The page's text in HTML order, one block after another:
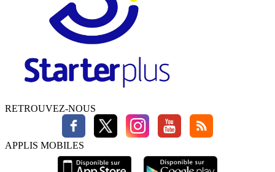
RETROUVEZ-NOUS
APPLIS MOBILES